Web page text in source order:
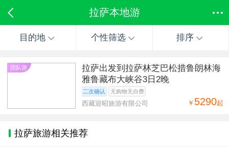
拉萨本地游
目的地 个性筛选 排序
团队游
拉萨出发到拉萨林芝巴松措鲁朗林海
雅鲁藏布大峡谷3日2晚
二次确认 无购物无自费
￥ 5290起
西藏迎昭旅游有限公司
拉萨旅游相关推荐